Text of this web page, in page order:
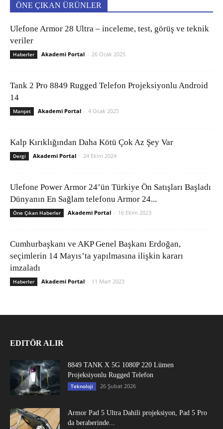
ÖNE ÇIKAN ÜRÜNLER
Ulefone Armor 28 Ultra – inceleme, test, görüş ve teknik
veriler
Haberler Akademi Portal - 26 Ocak 2025
Tank 2 Pro 8849 Rugged Telefon Projeksiyonlu Android
14
Manşet Akademi Portal - 4 Ocak 2025
Kalp Kırıklığından Daha Kötü Çok Az Şey Var
Dergi Akademi Portal - 24 Ekim 2024
Ulefone Power Armor 24’ün Türkiye Ön Satışları Başladı
Dünyanın En Sağlam telefonu Armor 24...
Öne Çıkan Haberler Akademi Portal - 16 Ekim 2023
Cumhurbaşkanı ve AKP Genel Başkanı Erdoğan,
seçimlerin 14 Mayıs’ta yapılmasına ilişkin kararı
imzaladı
Haberler Akademi Portal - 11 Mart 2023
EDITÖR ALIR
8849 TANK X 5G 1080P 220 Lümen
Projeksiyonlu Rugged Telefon
Teknoloji 26 Şubat 2026
Armor Pad 5 Ultra Dahili projeksiyon, Pad 5 Pro
da beraberinde...